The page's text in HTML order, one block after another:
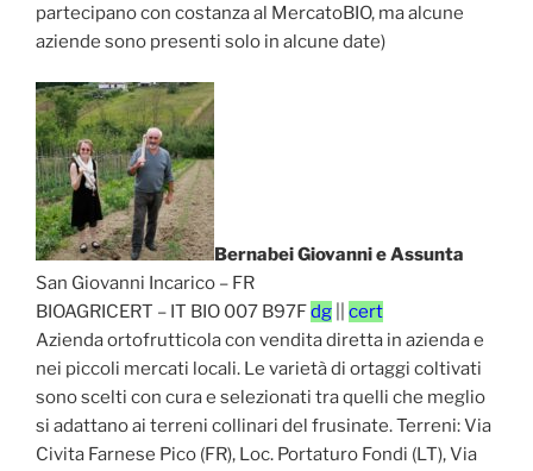
partecipano con costanza al MercatoBIO, ma alcune
aziende sono presenti solo in alcune date)
Bernabei Giovanni e Assunta
San Giovanni Incarico – FR
BIOAGRICERT – IT BIO 007 B97Fdg
cert
Azienda ortofrutticola con vendita diretta in azienda e
nei piccoli mercati locali. Le varietà di ortaggi coltivati
sono scelti con cura e selezionati tra quelli che meglio
si adattano ai terreni collinari del frusinate. Terreni: Via
Civita Farnese Pico (FR), Loc. Portaturo Fondi (LT), Via